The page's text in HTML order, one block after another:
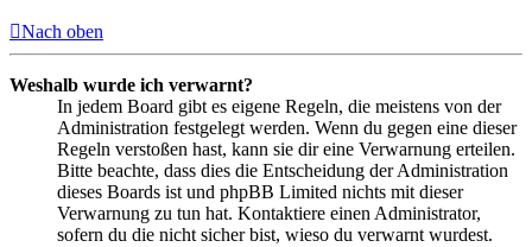
Nach oben
Weshalb wurde ich verwarnt?
In jedem Board gibt es eigene Regeln, die meistens von der
Administration festgelegt werden. Wenn du gegen eine dieser
Regeln verstoßen hast, kann sie dir eine Verwarnung erteilen.
Bitte beachte, dass dies die Entscheidung der Administration
dieses Boards ist und phpBB Limited nichts mit dieser
Verwarnung zu tun hat. Kontaktiere einen Administrator,
sofern du die nicht sicher bist, wieso du verwarnt wurdest.